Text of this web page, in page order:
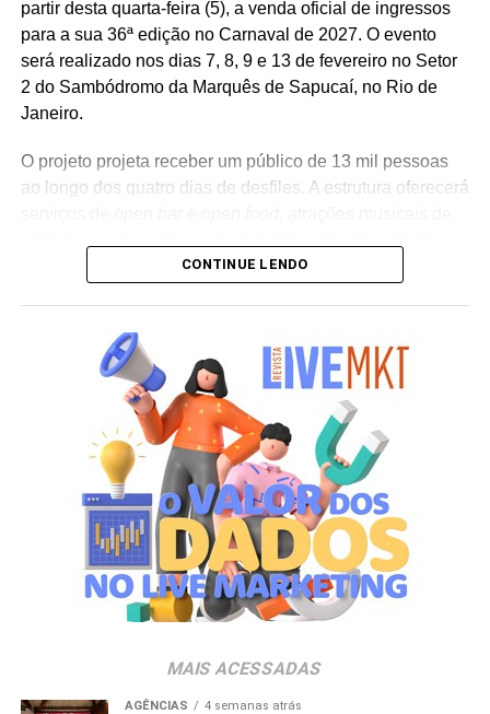
partir desta quarta-feira (5), a venda oficial de ingressos
para a sua 36ª edição no Carnaval de 2027. O evento
será realizado nos dias 7, 8, 9 e 13 de fevereiro no Setor
2 do Sambódromo da Marquês de Sapucaí, no Rio de
Janeiro.
O projeto projeta receber um público de 13 mil pessoas
ao longo dos quatro dias de desfiles. A estrutura oferecerá
marcas parceiras. “O Camarote Nº1 é um projeto que faz
uma experiência personalizada que nasce dolifestyle
cidade maravilhosa”, destaca Marcio Esher, sócio, diretor
de negócios e marketing da Holding Clube e gestor do
A produção do evento é assinada pela agência Banco_
em parceria com a Storymakers e a Cross Networking,
empresas pertencentes ao ecossistema da Holding
Clube. O projeto criativo mantém a assinatura “Brasil na
Veia”, conceito focado na valorização da cultura nacional,
da música e da hospitalidade carioca.
no canal oficial da Ticketmaster, com lote inicial a partir
de R$ 3.950,00. As demais atualizações e atrações do
CONTINUE LENDO
MAIS ACESSADAS
AGÊNCIAS 4 semanas atrás